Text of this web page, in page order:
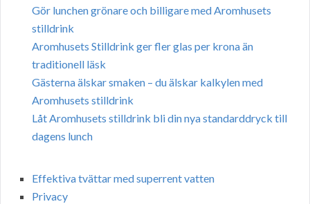
Gör lunchen grönare och billigare med Aromhusets
stilldrink
Aromhusets Stilldrink ger fler glas per krona än
traditionell läsk
Gästerna älskar smaken – du älskar kalkylen med
Aromhusets stilldrink
Låt Aromhusets stilldrink bli din nya standarddryck till
dagens lunch
Effektiva tvättar med superrent vatten
Privacy